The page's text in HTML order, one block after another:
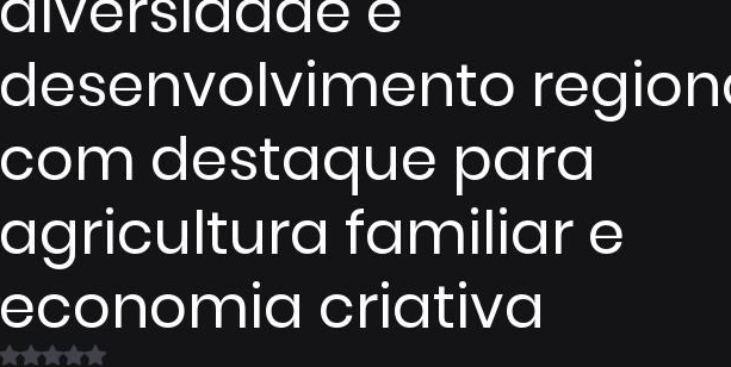
desenvolvimento
com destaque para
agricultura familiar e
economia criativa
Avaliado com NaN de 5 estrelas.